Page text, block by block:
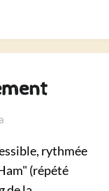
rythmée
(répété